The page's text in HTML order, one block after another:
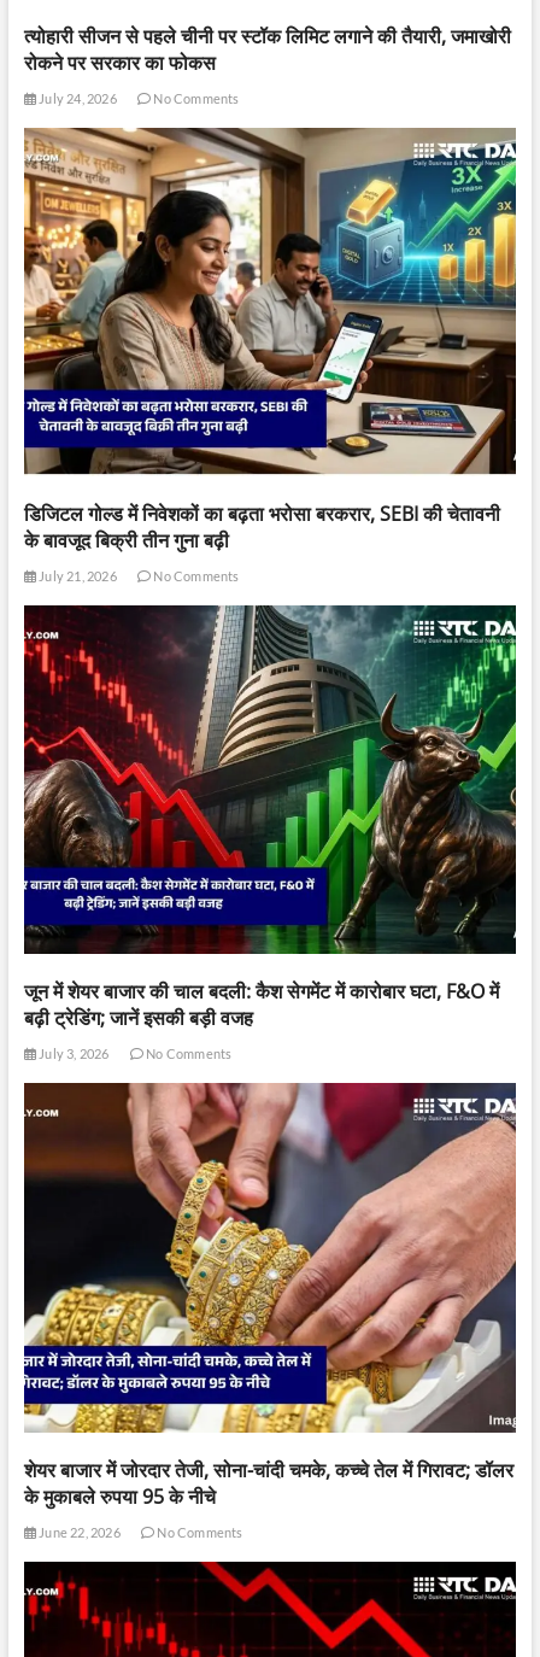
त्योहारी सीजन से पहले चीनी पर स्टॉक लिमिट लगाने की तैयारी, जमाखोरी
रोकने पर सरकार का फोकस
July 24, 2026 No Comments
डिजिटल गोल्ड में निवेशकों का बढ़ता भरोसा बरकरार, SEBI की चेतावनी
के बावजूद बिक्री तीन गुना बढ़ी
July 21, 2026 No Comments
जून में शेयर बाजार की चाल बदली: कैश सेगमेंट में कारोबार घटा, F&O में
बढ़ी ट्रेडिंग; जानें इसकी बड़ी वजह
July 3, 2026 No Comments
शेयर बाजार में जोरदार तेजी, सोना-चांदी चमके, कच्चे तेल में गिरावट; डॉलर
के मुकाबले रुपया 95 के नीचे
June 22, 2026 No Comments